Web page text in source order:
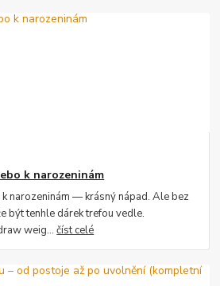
k narozeninám
narozeninám — krásný nápad. Ale bez
být tenhle dárek trefou vedle.
weig...číst celé